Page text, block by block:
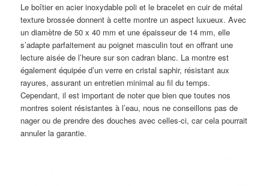
Le boîtier en acier inoxydable poli et le bracelet en cuir de métal
texture brossée donnent à cette montre un aspect luxueux. Avec
un diamètre de 50 x 40 mm et une épaisseur de 14 mm, elle
s’adapte parfaitement au poignet masculin tout en offrant une
lecture aisée de l’heure sur son cadran blanc. La montre est
également équipée d’un verre en cristal saphir, résistant aux
rayures, assurant un entretien minimal au fil du temps.
Cependant, il est important de noter que bien que toutes nos
montres soient résistantes à l’eau, nous ne conseillons pas de
nager ou de prendre des douches avec celles-ci, car cela pourrait
annuler la garantie.